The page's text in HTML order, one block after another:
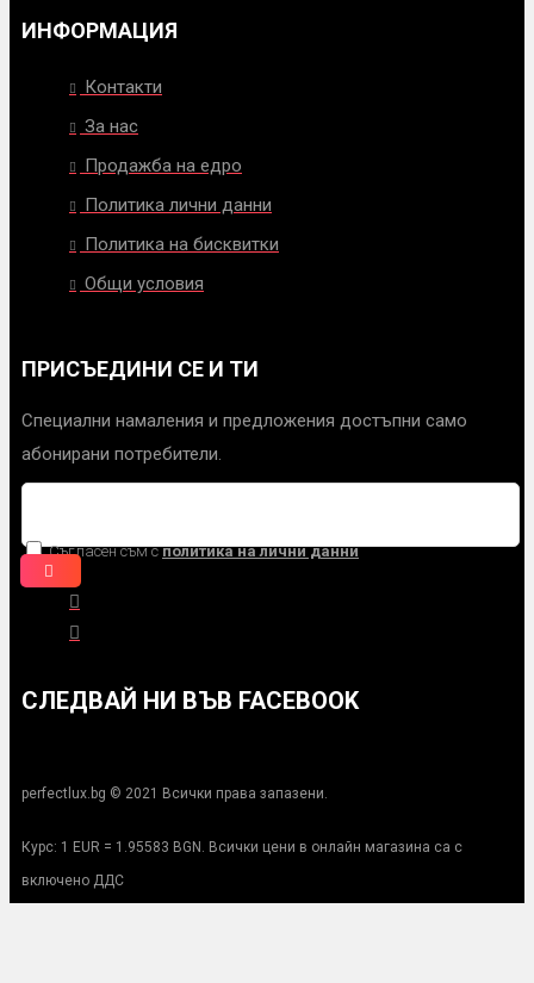
ИНФОРМАЦИЯ
Контакти
За нас
Продажба на едро
Политика лични данни
Политика на бисквитки
Общи условия
ПРИСЪЕДИНИ СЕ И ТИ
Специални намаления и предложения достъпни само
абонирани потребители.
Съгласен съм сполитика на лични данни
СЛЕДВАЙ НИ ВЪВ FACEBOOK
perfectlux.bg © 2021 Всички права запазени.
Курс: 1 EUR = 1.95583 BGN. Всички цени в онлайн магазина са с
включено ДДС